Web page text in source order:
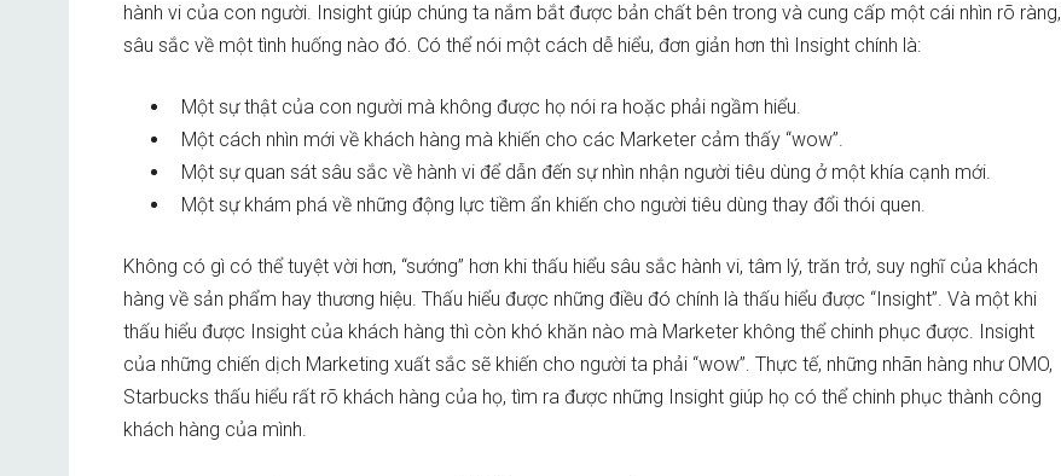
hành vi của con người. Insight giúp chúng ta nắm bắt được bản chất bên trong và cung cấp một cái nhìn rõ ràng,
sâu sắc về một tình huống nào đó. Có thể nói một cách dễ hiểu, đơn giản hơn thì Insight chính là:
Một sự thật của con người mà không được họ nói ra hoặc phải ngầm hiểu.
Một cách nhìn mới về khách hàng mà khiến cho các Marketer cảm thấy “wow”.
Một sự quan sát sâu sắc về hành vi để dẫn đến sự nhìn nhận người tiêu dùng ở một khía cạnh mới.
Một sự khám phá về những động lực tiềm ẩn khiến cho người tiêu dùng thay đổi thói quen.
Không có gì có thể tuyệt vời hơn, “sướng” hơn khi thấu hiểu sâu sắc hành vi, tâm lý, trăn trở, suy nghĩ của khách
hàng về sản phẩm hay thương hiệu. Thấu hiểu được những điều đó chính là thấu hiểu được “Insight”. Và một khi
thấu hiểu được Insight của khách hàng thì còn khó khăn nào mà Marketer không thể chinh phục được. Insight
của những chiến dịch Marketing xuất sắc sẽ khiến cho người ta phải “wow”. Thực tế, những nhãn hàng như OMO,
Starbucks thấu hiểu rất rõ khách hàng của họ, tìm ra được những Insight giúp họ có thể chinh phục thành công
khách hàng của mình.